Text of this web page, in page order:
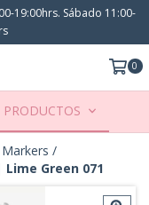
19:00hrs. Sábado 11:00-
0
PRODUCTOS
/
Green 071